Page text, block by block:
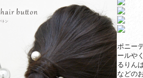
ポニー
ールやく
るりん
などの